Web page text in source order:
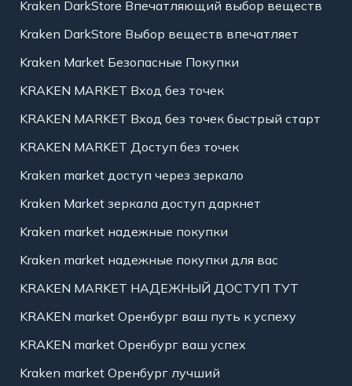
Kraken DarkStore Впечатляющий выбор веществ
Kraken DarkStore Выбор веществ впечатляет
Kraken Market Безопасные Покупки
KRAKEN MARKET Вход без точек
KRAKEN MARKET Вход без точек быстрый старт
KRAKEN MARKET Доступ без точек
Kraken market доступ через зеркало
Kraken Market зеркала доступ даркнет
Kraken market надежные покупки
Kraken market надежные покупки для вас
KRAKEN MARKET НАДЕЖНЫЙ ДОСТУП ТУТ
KRAKEN market Оренбург ваш путь к успеху
KRAKEN market Оренбург ваш успех
Kraken market Оренбург лучший